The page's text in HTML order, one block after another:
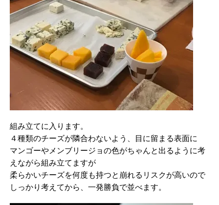
組み立てに入ります。
４種類のチーズが隣合わないよう、目に留まる表面に
マンゴーやメンブリージョの色がちゃんと出るように考
えながら組み立てますが
柔らかいチーズを何度も持つと崩れるリスクが高いので
しっかり考えてから、一発勝負で並べます。